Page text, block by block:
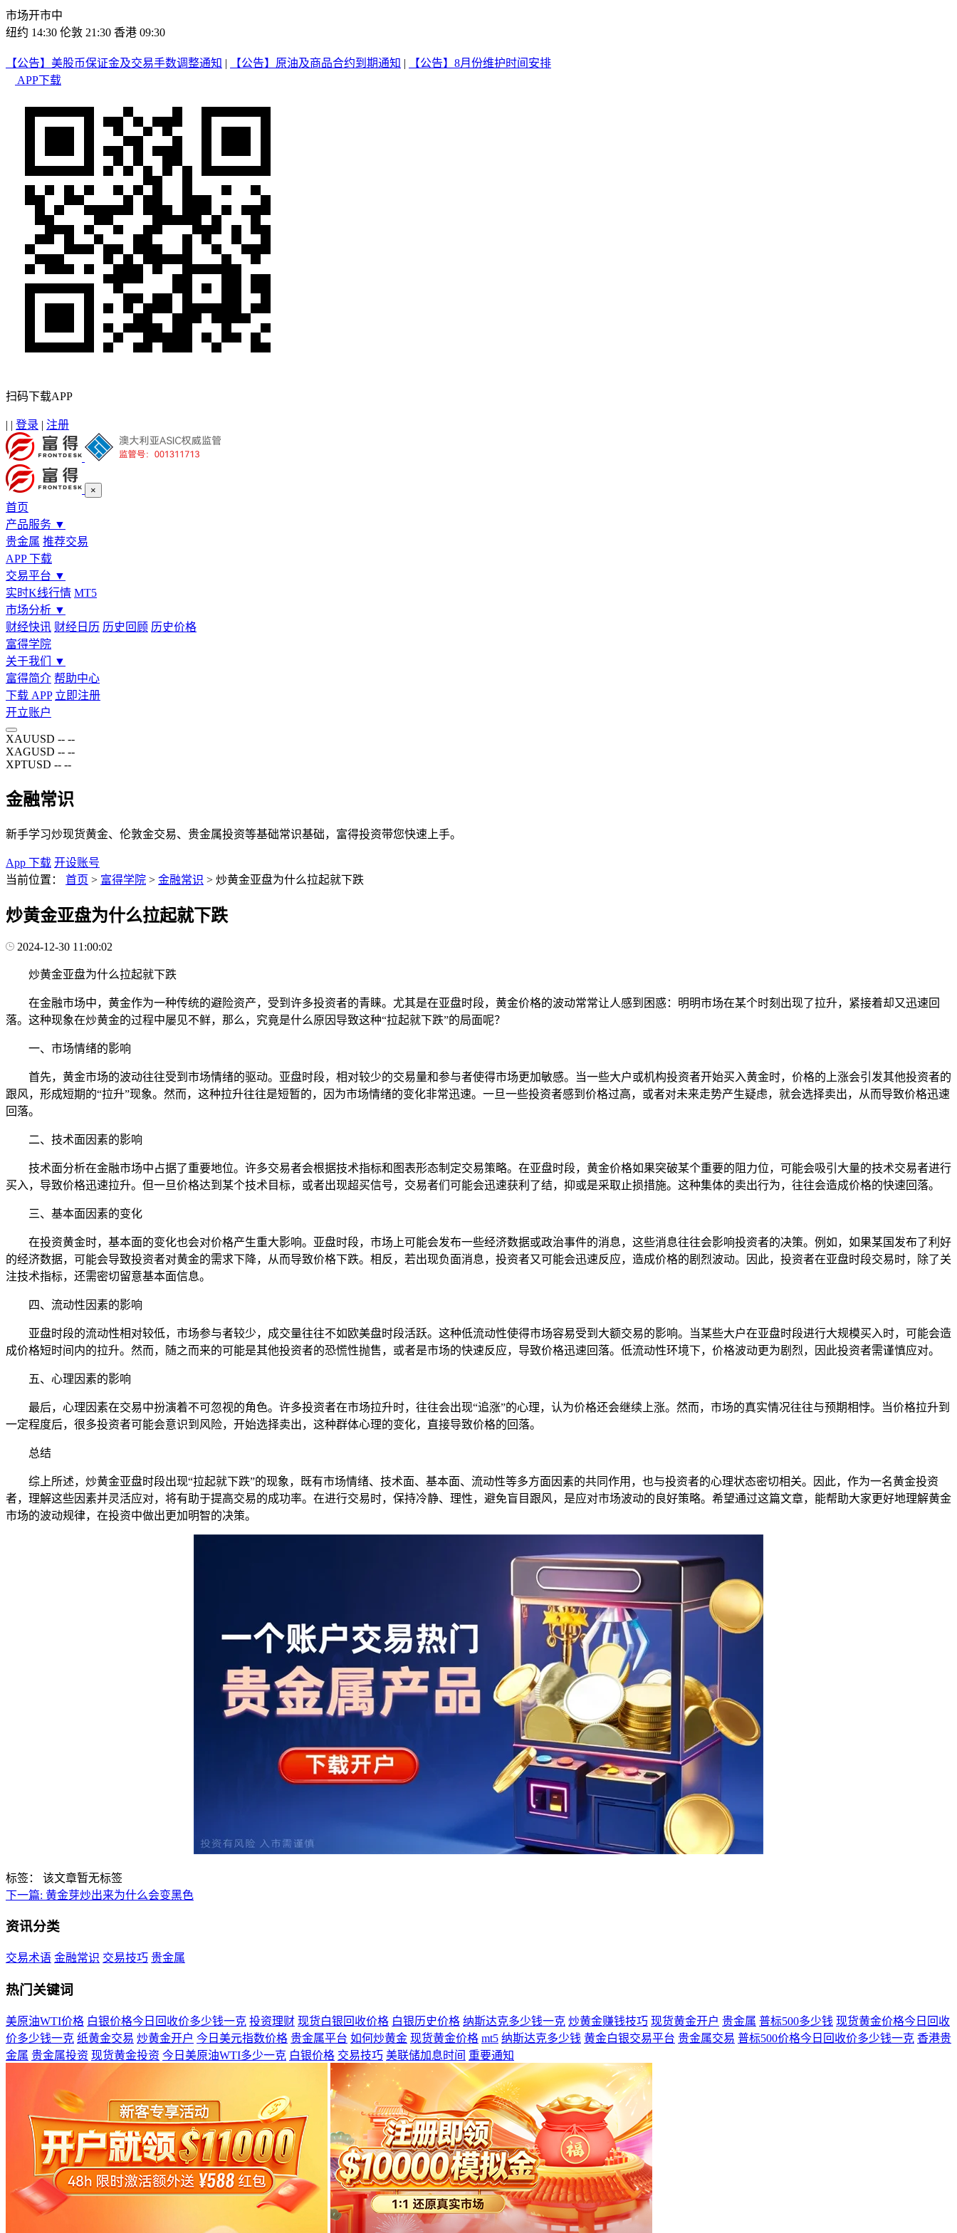
市场开市中
纽约 14:30 伦敦 21:30 香港 09:30
【公告】美股币保证金及交易手数调整通知 | 【公告】原油及商品合约到期通知 |
【公告】8月份维护时间安排
APP下载
扫码下载APP
| | 登录 | 注册
×
首页
产品服务 ▼
贵金属 推荐交易
APP 下载
交易平台 ▼
实时K线行情 MT5
市场分析 ▼
财经快讯 财经日历 历史回顾 历史价格
富得学院
关于我们
▼
富得简介 帮助中心
下载 APP 立即注册
开立账户
XAUUSD -- --
XAGUSD -- --
XPTUSD -- --
金融常识
新手学习炒现货黄金、伦敦金交易、贵金属投资等基础常识基础，富得投资带您快速上手。
App 下载 开设账号
当前位置：
首页 > 富得学院 > 金融常识 > 炒黄金亚盘为什么拉起就下跌
炒黄金亚盘为什么拉起就下跌
2024-12-30 11:00:02
炒黄金亚盘为什么拉起就下跌
在金融市场中，黄金作为一种传统的避险资产，受到许多投资者的青睐。尤其是在亚盘时段，黄金价格的波动常常让人感到困惑：明明市场在某个时刻出现了拉升，紧接着却又迅速回
落。这种现象在炒黄金的过程中屡见不鲜，那么，究竟是什么原因导致这种“拉起就下跌”的局面呢？
一、市场情绪的影响
首先，黄金市场的波动往往受到市场情绪的驱动。亚盘时段，相对较少的交易量和参与者使得市场更加敏感。当一些大户或机构投资者开始买入黄金时，价格的上涨会引发其他投资者的
跟风，形成短期的“拉升”现象。然而，这种拉升往往是短暂的，因为市场情绪的变化非常迅速。一旦一些投资者感到价格过高，或者对未来走势产生疑虑，就会选择卖出，从而导致价格迅速
回落。
二、技术面因素的影响
技术面分析在金融市场中占据了重要地位。许多交易者会根据技术指标和图表形态制定交易策略。在亚盘时段，黄金价格如果突破某个重要的阻力位，可能会吸引大量的技术交易者进行
买入，导致价格迅速拉升。但一旦价格达到某个技术目标，或者出现超买信号，交易者们可能会迅速获利了结，抑或是采取止损措施。这种集体的卖出行为，往往会造成价格的快速回落。
三、基本面因素的变化
在投资黄金时，基本面的变化也会对价格产生重大影响。亚盘时段，市场上可能会发布一些经济数据或政治事件的消息，这些消息往往会影响投资者的决策。例如，如果某国发布了利好
的经济数据，可能会导致投资者对黄金的需求下降，从而导致价格下跌。相反，若出现负面消息，投资者又可能会迅速反应，造成价格的剧烈波动。因此，投资者在亚盘时段交易时，除了关
注技术指标，还需密切留意基本面信息。
四、流动性因素的影响
亚盘时段的流动性相对较低，市场参与者较少，成交量往往不如欧美盘时段活跃。这种低流动性使得市场容易受到大额交易的影响。当某些大户在亚盘时段进行大规模买入时，可能会造
成价格短时间内的拉升。然而，随之而来的可能是其他投资者的恐慌性抛售，或者是市场的快速反应，导致价格迅速回落。低流动性环境下，价格波动更为剧烈，因此投资者需谨慎应对。
五、心理因素的影响
最后，心理因素在交易中扮演着不可忽视的角色。许多投资者在市场拉升时，往往会出现“追涨”的心理，认为价格还会继续上涨。然而，市场的真实情况往往与预期相悖。当价格拉升到
一定程度后，很多投资者可能会意识到风险，开始选择卖出，这种群体心理的变化，直接导致价格的回落。
总结
综上所述，炒黄金亚盘时段出现“拉起就下跌”的现象，既有市场情绪、技术面、基本面、流动性等多方面因素的共同作用，也与投资者的心理状态密切相关。因此，作为一名黄金投资
者，理解这些因素并灵活应对，将有助于提高交易的成功率。在进行交易时，保持冷静、理性，避免盲目跟风，是应对市场波动的良好策略。希望通过这篇文章，能帮助大家更好地理解黄金
市场的波动规律，在投资中做出更加明智的决策。
标签：
该文章暂无标签
下一篇: 黄金芽炒出来为什么会变黑色
资讯分类
交易术语 金融常识 交易技巧 贵金属
热门关键词
美原油WTI价格 白银价格今日回收价多少钱一克 投资理财 现货白银回收价格 白银历史价格 纳斯达克多少钱一克 炒黄金赚钱技巧 现货黄金开户 贵金属 普标500多少钱 现货黄金价格今日回收
价多少钱一克 纸黄金交易 炒黄金开户 今日美元指数价格 贵金属平台 如何炒黄金 现货黄金价格 mt5 纳斯达克多少钱 黄金白银交易平台 贵金属交易 普标500价格今日回收价多少钱一克 香港贵
金属 贵金属投资 现货黄金投资 今日美原油WTI多少一克 白银价格 交易技巧 美联储加息时间 重要通知